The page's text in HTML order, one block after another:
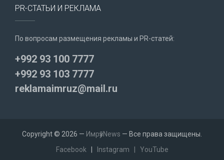
PR-СТАТЬИ И РЕКЛАМА
По вопросам размещения рекламы и PR-статей:
+992 93 100 7777
+992 93 103 7777
reklamaimruz@mail.ru
Copyright © 2026 — ИмрӯзNews — Все права защищены.
Facebook| Instagram YouTube